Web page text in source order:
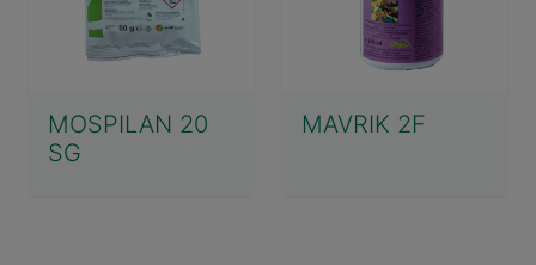
MOSPILAN 20
SG
MAVRIK 2F